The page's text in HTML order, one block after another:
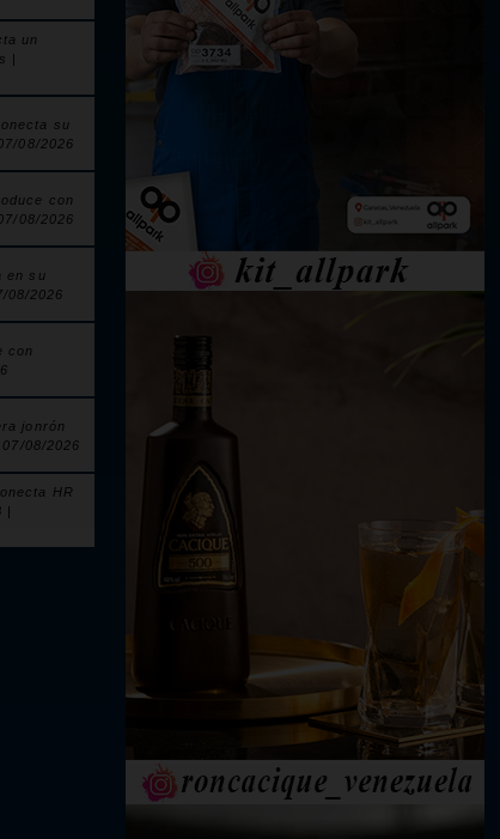
un
|
su
08/2026
con
08/2026
en su
08/2026
con
jonrón
08/2026
HR
|